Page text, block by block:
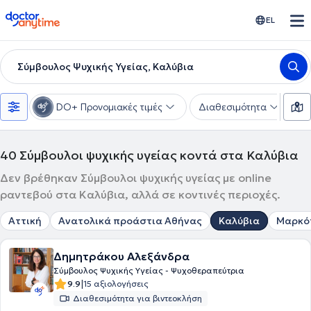
doctoranytime EL
Σύμβουλος Ψυχικής Υγείας, Καλύβια
DO+ Προνομιακές τιμές Διαθεσιμότητα
40 Σύμβουλοι ψυχικής υγείας κοντά στα Καλύβια
Δεν βρέθηκαν Σύμβουλοι ψυχικής υγείας με online
ραντεβού στα Καλύβια, αλλά σε κοντινές περιοχές.
Αττική Ανατολικά προάστια Αθήνας Καλύβια
Δημητράκου Αλεξάνδρα
Σύμβουλος Ψυχικής Υγείας - Ψυχοθεραπεύτρια
9.9|15 αξιολογήσεις
Διαθεσιμότητα για βιντεοκλήση